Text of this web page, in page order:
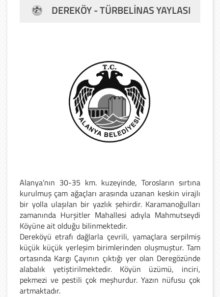
DEREKÖY - TÜRBELINAS YAYLASI
Alanya’nın 30-35 km. kuzeyinde, Torosların sırtına
kurulmuş çam ağaçları arasında uzanan keskin virajlı
bir yolla ulaşılan bir yazlık şehirdir. Karamanoğulları
zamanında Hurşitler Mahallesi adıyla Mahmutseydi
Köyüne ait olduğu bilinmektedir.
Dereköyü etrafı dağlarla çevrili, yamaçlara serpilmiş
küçük küçük yerleşim birimlerinden oluşmuştur. Tam
ortasında Kargı Çayının çıktığı yer olan Deregözünde
alabalık yetiştirilmektedir. Köyün üzümü, inciri,
pekmezi ve pestili çok meşhurdur. Yazın nüfusu çok
artmaktadır.